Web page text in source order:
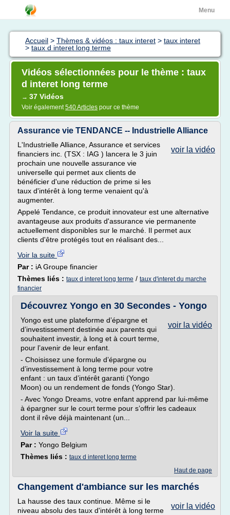
Menu
Accueil > Thèmes & vidéos : taux interet > taux interet
> taux d interet long terme
Vidéos sélectionnées pour le thème : taux
d interet long terme
→ 37 Vidéos
Voir également540 Articles pour ce thème
Assurance vie TENDANCE -- Industrielle Alliance
voir la vidéo
L'Industrielle Alliance, Assurance et services
financiers inc. (TSX : IAG ) lancera le 3 juin
prochain une nouvelle assurance vie
universelle qui permet aux clients de
bénéficier d'une réduction de prime si les
taux d'intérêt à long terme venaient qu'à
augmenter.
Appelé Tendance, ce produit innovateur est une alternative
avantageuse aux produits d'assurance vie permanente
actuellement disponibles sur le marché. Il permet aux
clients d'être protégés tout en réalisant des...
Voir la suite
Par : iA Groupe financier
Thèmes liés : taux d interet long terme / taux d'interet du marche
financier
Découvrez Yongo en 30 Secondes - Yongo
voir la vidéo
Yongo est une plateforme d’épargne et
d’investissement destinée aux parents qui
souhaitent investir, à long et à court terme,
pour l’avenir de leur enfant.
- Choisissez une formule d’épargne ou
d’investissement à long terme pour votre
enfant : un taux d’intérêt garanti (Yongo
Moon) ou un rendement de fonds (Yongo Star).
- Avec Yongo Dreams, votre enfant apprend par lui-même
à épargner sur le court terme pour s’offrir les cadeaux
dont il rêve déjà maintenant (un...
Voir la suite
Par : Yongo Belgium
Thèmes liés : taux d interet long terme
Haut de page
Changement d'ambiance sur les marchés
voir la vidéo
La hausse des taux continue. Même si le
niveau absolu des taux d'intérêt à long terme